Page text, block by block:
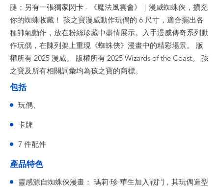
腿；另有一張獨家閃卡 - 《魔法風雲會》｜漫威蜘蛛俠，擴充
你的蜘蛛收藏！ 孩之寶漫威動作玩偶的 6 尺寸，適合擺出各
種帥氣動作，放在粉絲珍藏中盡情展示。入手漫威傳奇系列動
作玩偶，在陳列架上重現《蜘蛛俠》漫畫中的精彩場景。 版
權所有 2025 漫威。 版權所有 2025 Wizards of the Coast。 孩
之寶及所有相關詞彙均為孩之寶的商標。
包括
玩偶、
卡牌
7 件配件
產品特色
靈感源自蜘蛛俠漫畫： 瑪莉·珍·華生加入戰鬥，其玩偶造型